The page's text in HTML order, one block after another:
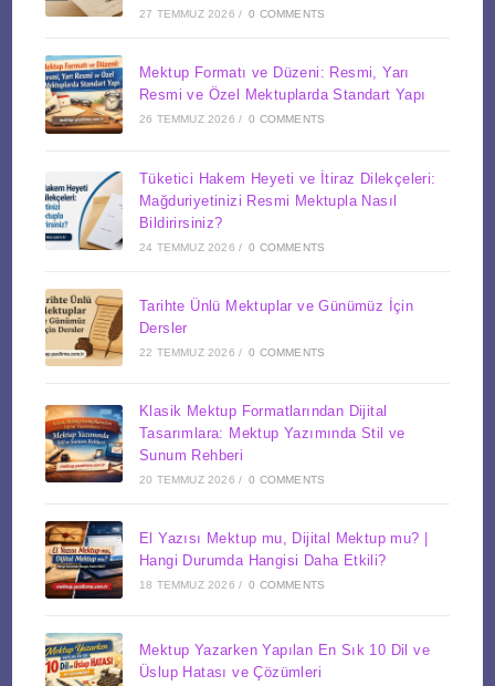
27 TEMMUZ 2026 / 0 COMMENTS
Mektup Formatı ve Düzeni: Resmi, Yarı
Resmi ve Özel Mektuplarda Standart Yapı
26 TEMMUZ 2026 / 0 COMMENTS
Tüketici Hakem Heyeti ve İtiraz Dilekçeleri:
Mağduriyetinizi Resmi Mektupla Nasıl
Bildirirsiniz?
24 TEMMUZ 2026 / 0 COMMENTS
Tarihte Ünlü Mektuplar ve Günümüz İçin
Dersler
22 TEMMUZ 2026 / 0 COMMENTS
Klasik Mektup Formatlarından Dijital
Tasarımlara: Mektup Yazımında Stil ve
Sunum Rehberi
20 TEMMUZ 2026 / 0 COMMENTS
El Yazısı Mektup mu, Dijital Mektup mu? |
Hangi Durumda Hangisi Daha Etkili?
18 TEMMUZ 2026 / 0 COMMENTS
Mektup Yazarken Yapılan En Sık 10 Dil ve
Üslup Hatası ve Çözümleri